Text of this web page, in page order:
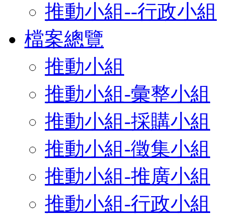
推動小組--行政小組
檔案總覽
推動小組
推動小組-彙整小組
推動小組-採購小組
推動小組-徵集小組
推動小組-推廣小組
推動小組-行政小組